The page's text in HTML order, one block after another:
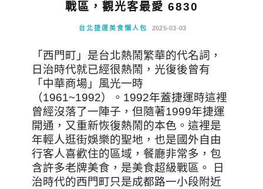
戰區，觀光客最愛 6830
台北捷運美食懶人包 2025-03-03
「西門町」是台北熱鬧繁華的代名詞，
日治時代就已經很熱鬧，光復後曾有
「中華商場」風光一時
（1961~1992）。1992年蓋捷運時這裡
曾經沒落了一陣子，但隨著1999年捷運
開通，又重新恢復熱鬧的本色。這裡是
年輕人逛街娛樂的聖地，也是國外自由
行客人喜歡住的區域，餐廳非常多，包
含許多老牌美食，是美食超級戰區。 日
治時代的西門町只是成都路一小段附近